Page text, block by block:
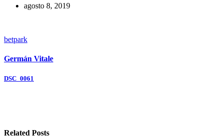
agosto 8, 2019
betpark
Germán Vitale
Navegación
DSC_0061
Related Posts